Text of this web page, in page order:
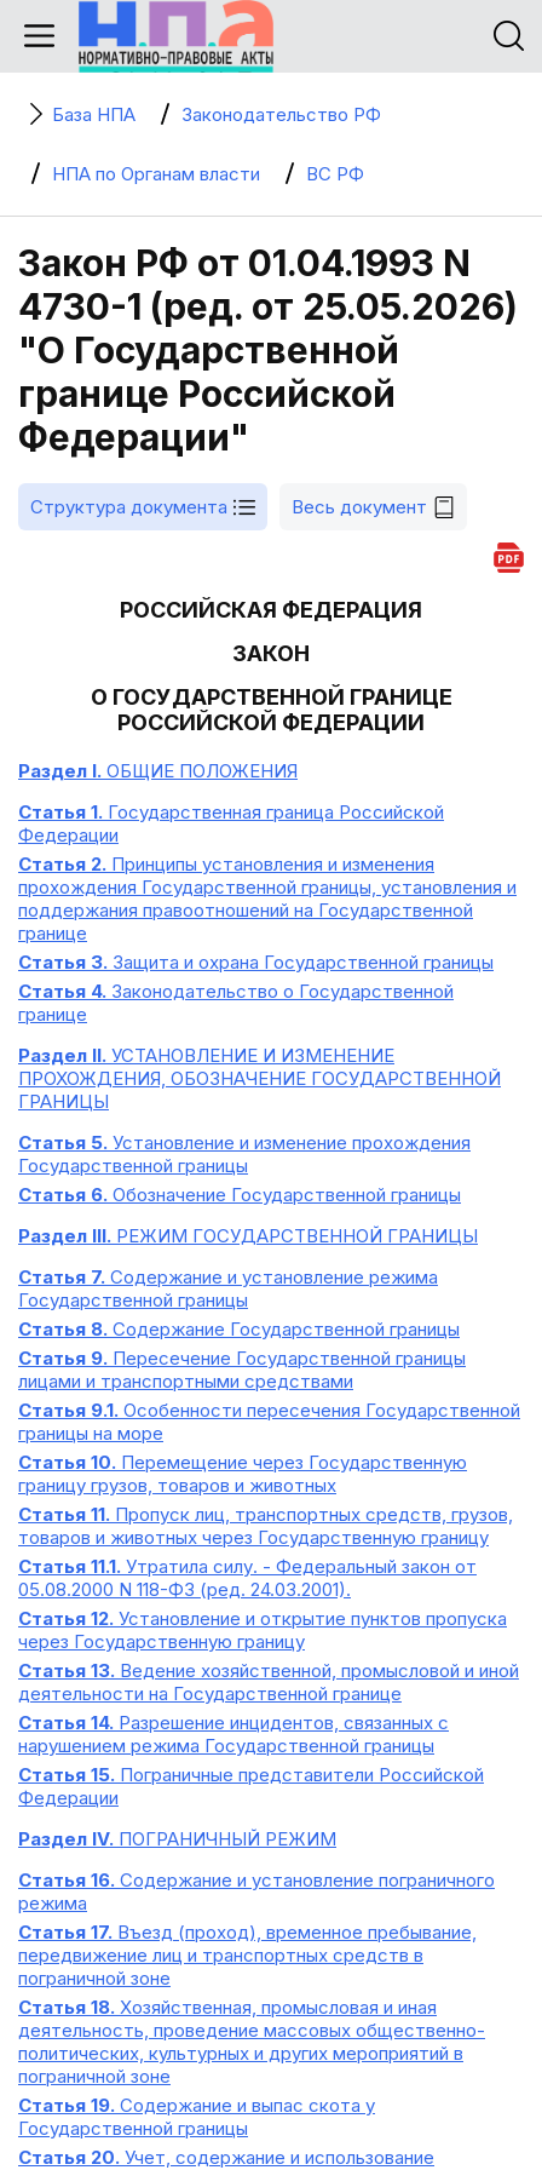
База НПА Законодательство РФ
НПА по Органам власти ВС РФ
Закон РФ от 01.04.1993 N
4730-1 (ред. от 25.05.2026)
"О Государственной
границе Российской
Федерации"
Структура документа Весь документ
РОССИЙСКАЯ ФЕДЕРАЦИЯ
ЗАКОН
О ГОСУДАРСТВЕННОЙ ГРАНИЦЕ
РОССИЙСКОЙ ФЕДЕРАЦИИ
Раздел I. ОБЩИЕ ПОЛОЖЕНИЯ
Статья 1. Государственная граница Российской
Федерации
Статья 2. Принципы установления и изменения
прохождения Государственной границы, установления и
поддержания правоотношений на Государственной
границе
Статья 3. Защита и охрана Государственной границы
Статья 4. Законодательство о Государственной
границе
Раздел II. УСТАНОВЛЕНИЕ И ИЗМЕНЕНИЕ
ПРОХОЖДЕНИЯ, ОБОЗНАЧЕНИЕ ГОСУДАРСТВЕННОЙ
ГРАНИЦЫ
Статья 5. Установление и изменение прохождения
Государственной границы
Статья 6. Обозначение Государственной границы
Раздел III. РЕЖИМ ГОСУДАРСТВЕННОЙ ГРАНИЦЫ
Статья 7. Содержание и установление режима
Государственной границы
Статья 8. Содержание Государственной границы
Статья 9. Пересечение Государственной границы
лицами и транспортными средствами
Статья 9.1. Особенности пересечения Государственной
границы на море
Статья 10. Перемещение через Государственную
границу грузов, товаров и животных
Статья 11. Пропуск лиц, транспортных средств, грузов,
товаров и животных через Государственную границу
Статья 11.1. Утратила силу. - Федеральный закон от
05.08.2000 N 118-ФЗ (ред. 24.03.2001).
Статья 12. Установление и открытие пунктов пропуска
через Государственную границу
Статья 13. Ведение хозяйственной, промысловой и иной
деятельности на Государственной границе
Статья 14. Разрешение инцидентов, связанных с
нарушением режима Государственной границы
Статья 15. Пограничные представители Российской
Федерации
Раздел IV. ПОГРАНИЧНЫЙ РЕЖИМ
Статья 16. Содержание и установление пограничного
режима
Статья 17. Въезд (проход), временное пребывание,
передвижение лиц и транспортных средств в
пограничной зоне
Статья 18. Хозяйственная, промысловая и иная
деятельность, проведение массовых общественно-
политических, культурных и других мероприятий в
пограничной зоне
Статья 19. Содержание и выпас скота у
Государственной границы
Статья 20. Учет, содержание и использование